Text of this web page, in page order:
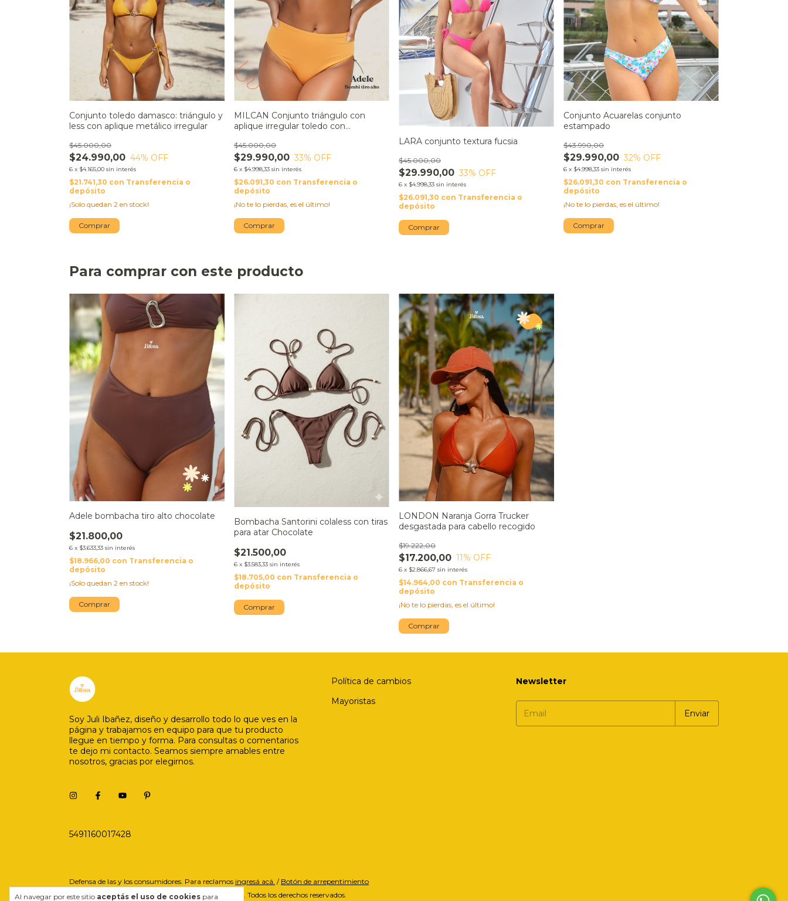
Al navegar por este sitio aceptás el uso de cookies para
Conjunto toledo damasco: triángulo y
less con aplique metálico irregular
$24.990,00
$45.000,00
44% OFF
6 x $4.165,00 sin interés
$21.741,30 con Transferencia o
depósito
¡Solo quedan 2 en stock!
Comprar
MILCAN Conjunto triángulo con
aplique irregular toledo con
SALE
$29.990,00
$45.000,00
33% OFF
6 x $4.998,33 sin interés
$26.091,30 con Transferencia o
depósito
¡No te lo pierdas, es el último!
Comprar
LARA conjunto textura fucsia
$29.990,00
$45.000,00
33% OFF
6 x $4.998,33 sin interés
$26.091,30 con Transferencia o
depósito
Comprar
Conjunto Acuarelas conjunto
estampado
$29.990,00
$43.990,00
32% OFF
6 x $4.998,33 sin interés
$26.091,30 con Transferencia o
depósito
¡No te lo pierdas, es el último!
Comprar
Para comprar con este producto
Adele bombacha tiro alto chocolate
$21.800,00
6 x $3.633,33 sin interés
$18.966,00 con Transferencia o
depósito
¡Solo quedan 2 en stock!
Comprar
Bombacha Santorini colaless con tiras
para atar Chocolate
$21.500,00
6 x $3.583,33 sin interés
$18.705,00 con Transferencia o
depósito
Comprar
LONDON Naranja Gorra Trucker
desgastada para cabello recogido
$17.200,00
$19.222,00
11 % OFF
6 x $2.866,67 sin interés
$14.964,00 con Transferencia o
depósito
¡No te lo pierdas, es el último!
Soy Juli Ibañez, diseño y desarrollo todo lo que ves en la
página y trabajamos en equipo para que tu producto
llegue en tiempo y forma. Para consultas o comentarios
te dejo mi contacto. Seamos siempre amables entre
nosotros, gracias por elegirnos.
5491160017428
Política de cambios
Mayoristas
Newsletter
Defensa de las y los consumidores. Para reclamos ingresá acá. / Botón de arrepentimiento
Copyright Bresa - 2026. Todos los derechos reservados.